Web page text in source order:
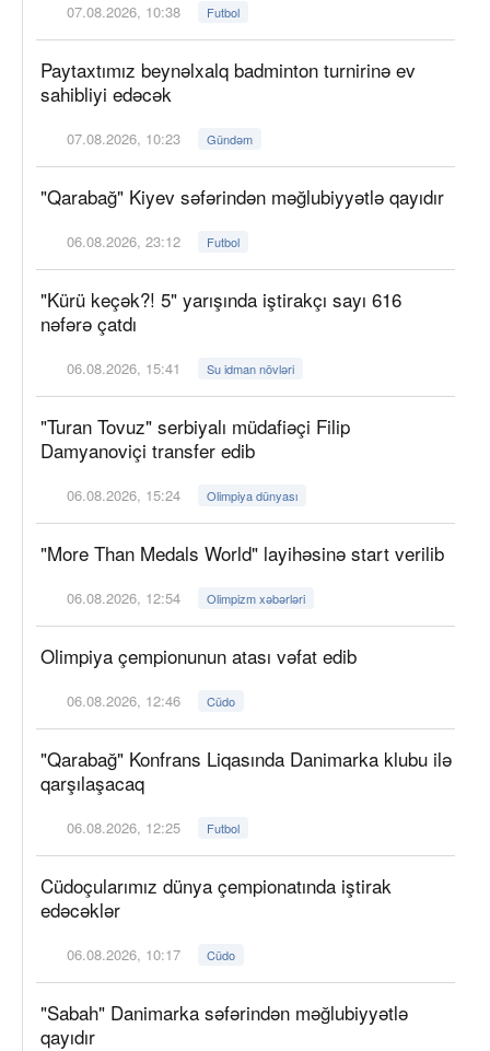
07.08.2026, 10:38 Futbol
Paytaxtımız beynəlxalq badminton turnirinə ev
sahibliyi edəcək
07.08.2026, 10:23 Gündəm
"Qarabağ" Kiyev səfərindən məğlubiyyətlə qayıdır
06.08.2026, 23:12 Futbol
"Kürü keçək?! 5" yarışında iştirakçı sayı 616
nəfərə çatdı
06.08.2026, 15:41 Su idman növləri
"Turan Tovuz" serbiyalı müdafiəçi Filip
Damyanoviçi transfer edib
06.08.2026, 15:24 Olimpiya dünyası
"More Than Medals World" layihəsinə start verilib
06.08.2026, 12:54 Olimpizm xəbərləri
Olimpiya çempionunun atası vəfat edib
06.08.2026, 12:46 Cüdo
"Qarabağ" Konfrans Liqasında Danimarka klubu ilə
qarşılaşacaq
06.08.2026, 12:25 Futbol
Cüdoçularımız dünya çempionatında iştirak
edəcəklər
06.08.2026, 10:17 Cüdo
"Sabah" Danimarka səfərindən məğlubiyyətlə
qayıdır